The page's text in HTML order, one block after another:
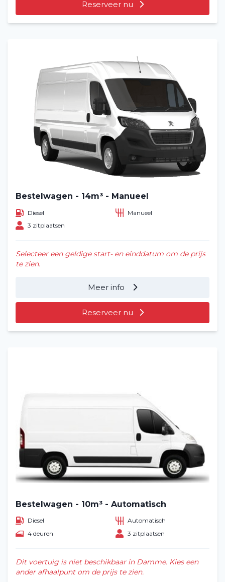
Reserveer nu
Bestelwagen - 14m³ - Manueel
Diesel
Manueel
3 zitplaatsen
Selecteer een geldige start- en einddatum om de prijs
te zien.
Meer info
Reserveer nu
Bestelwagen - 10m³ - Automatisch
Diesel
Automatisch
4 deuren
3 zitplaatsen
Dit voertuig is niet beschikbaar in Damme. Kies een
ander afhaalpunt om de prijs te zien.